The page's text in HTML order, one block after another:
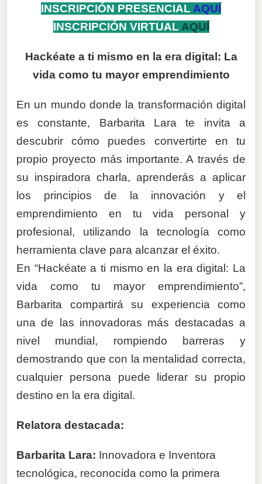
INSCRIPCIÓN PRESENCIAL AQUÍ
INSCRIPCIÓN VIRTUAL AQUÍ
Hackéate a ti mismo en la era digital: La
vida como tu mayor emprendimiento
En un mundo donde la transformación digital
es constante, Barbarita Lara te invita a
descubrir cómo puedes convertirte en tu
propio proyecto más importante. A través de
su inspiradora charla, aprenderás a aplicar
los principios de la innovación y el
emprendimiento en tu vida personal y
profesional, utilizando la tecnología como
herramienta clave para alcanzar el éxito.
En “Hackéate a ti mismo en la era digital: La
vida como tu mayor emprendimiento”,
Barbarita compartirá su experiencia como
una de las innovadoras más destacadas a
nivel mundial, rompiendo barreras y
demostrando que con la mentalidad correcta,
cualquier persona puede liderar su propio
destino en la era digital.
Relatora destacada:
Barbarita Lara: Innovadora e Inventora
tecnológica, reconocida como la primera